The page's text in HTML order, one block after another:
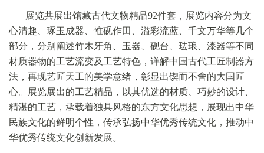
搜索
搜索
展览共展出馆藏古代文物精品92件套，展览内容分为文
心清趣、琢玉成器、惟砚作田、溢彩流蓝、千文万华等几个
部分，分别阐述竹木牙角、玉器、砚台、珐琅、漆器等不同
材质器物的工艺流变及工艺特色，详解中国古代工匠制器方
法，再现艺匠天工的美学意绪，彰显出锲而不舍的大国匠
心。展览展出的工艺精品，以其优选的材质、巧妙的设计、
精湛的工艺，承载着独具风格的东方文化思想，展现出中华
民族文化的鲜明个性，传承弘扬中华优秀传统文化，推动中
华优秀传统文化创新发展。